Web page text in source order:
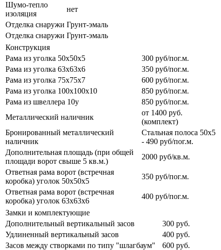
Шумо-тепло
изоляция
нет
Отделка снаружи Грунт-эмаль
Отделка снаружи Грунт-эмаль
Конструкция
Рама из уголка 50х50х5
300 руб/пог.м.
Рама из уголка 63х63х6
350 руб/пог.м.
Рама из уголка 75х75х7
600 руб/пог.м.
Рама из уголка 100х100х10
850 руб/пог.м.
Рама из швеллера 10у
850 руб/пог.м.
Металлический наличник
от 1400 руб.
(комплект)
Бронированный металлический
наличник
Стальная полоса 50х5
- 490 руб/пог.м.
Дополнительная площадь (при общей
площади ворот свыше 5 кв.м.)
2000 руб/кв.м.
Ответная рама ворот (встречная
коробка) уголок 50х50х5
350 руб/пог.м.
Ответная рама ворот (встречная
коробка) уголок 63х63х6
400 руб/пог.м.
Замки и комплектующие
Дополнительный вертикальный засов
300 руб.
Удлиненный вертикальный засов
400 руб.
Засов между створками по типу "шлагбаум"
600 руб.